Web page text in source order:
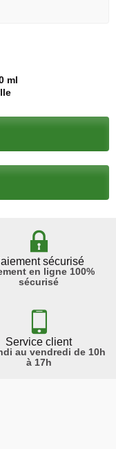
ml
sécurisé
en ligne 100%
sécurisé
Service client
au vendredi de 10h
à 17h